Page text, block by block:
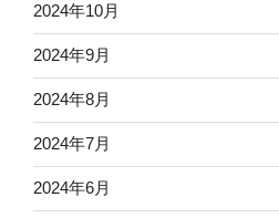
2024年10月
2024年9月
2024年8月
2024年7月
2024年6月